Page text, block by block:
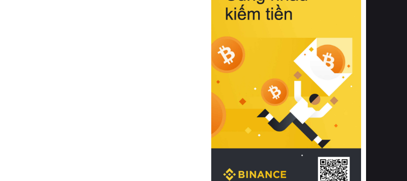
Bên cạnh đó, việc lựa chọn các dòng
sản phẩm đạt chuẩn chất lượng quốc
tế còn giúp ngăn ngừa tình trạng kích
khuẩn và nấm mốc trong điều kiện
thời tiết nóng ẩm. Bạn có thể tìm hiểu
thêm các nghiên cứu khoa học về tác
động của giấc ngủ và môi trường
phòng ngủ đối với sức khỏe con
người tại Sleep Foundation (External
Link) để có cái nhìn toàn diện hơn.
2. Các tiêu chí vàng khi lựa chọn
chăn ga gối đệm cao cấp cho phòng
ngủ
Để sở hữu một bộ chăn ga gối đệm
cao cấp hoàn hảo cả về thẩm mỹ lẫn
công năng, người tiêu dùng cần cân
nhắc kỹ lưỡng các tiêu chí quan trọng